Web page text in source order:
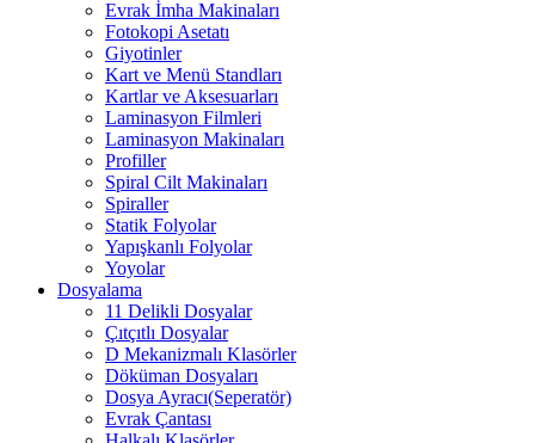
Evrak İmha Makinaları
Fotokopi Asetatı
Giyotinler
Kart ve Menü Standları
Kartlar ve Aksesuarları
Laminasyon Filmleri
Laminasyon Makinaları
Profiller
Spiral Cilt Makinaları
Spiraller
Statik Folyolar
Yapışkanlı Folyolar
Yoyolar
Dosyalama
11 Delikli Dosyalar
Çıtçıtlı Dosyalar
D Mekanizmalı Klasörler
Döküman Dosyaları
Dosya Ayracı(Seperatör)
Evrak Çantası